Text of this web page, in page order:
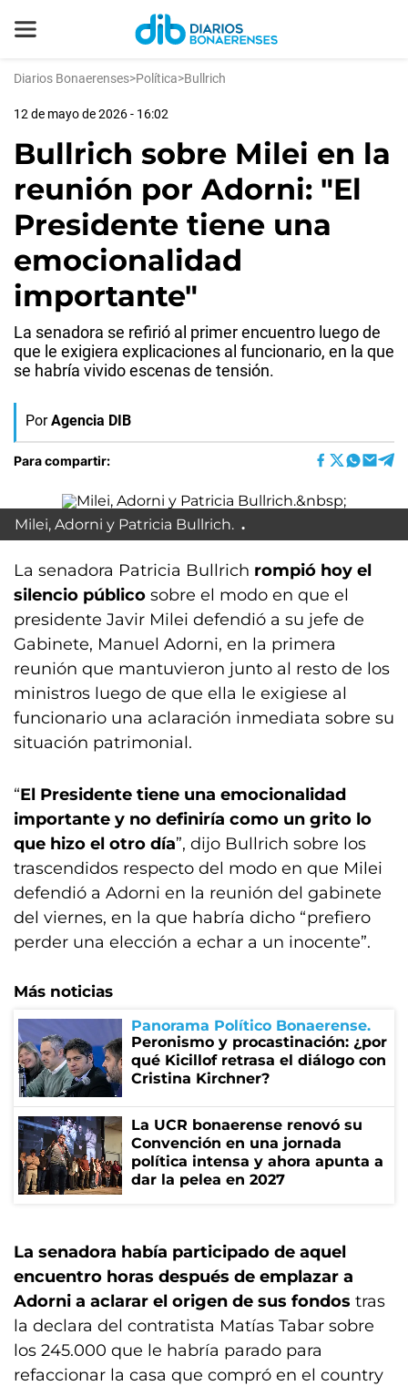
Diarios Bonaerenses>Política>Bullrich
12 de mayo de 2026 - 16:02
Bullrich sobre Milei en la
reunión por Adorni: "El
Presidente tiene una
emocionalidad
importante"
La senadora se refirió al primer encuentro luego de
que le exigiera explicaciones al funcionario, en la que
se habría vivido escenas de tensión.
Por Agencia DIB
Para compartir:
Milei, Adorni y Patricia Bullrich.
La senadora Patricia Bullrich rompió hoy el
silencio público sobre el modo en que el
presidente Javir Milei defendió a su jefe de
Gabinete, Manuel Adorni, en la primera
reunión que mantuvieron junto al resto de los
ministros luego de que ella le exigiese al
funcionario una aclaración inmediata sobre su
situación patrimonial.
“El Presidente tiene una emocionalidad
importante y no definiría como un grito lo
que hizo el otro día”, dijo Bullrich sobre los
trascendidos respecto del modo en que Milei
defendió a Adorni en la reunión del gabinete
del viernes, en la que habría dicho “prefiero
perder una elección a echar a un inocente”.
Más noticias
Panorama Político Bonaerense
Peronismo y procastinación: ¿por
qué Kicillof retrasa el diálogo con
Cristina Kirchner?
La UCR bonaerense renovó su
Convención en una jornada
política intensa y ahora apunta a
dar la pelea en 2027
La senadora había participado de aquel
encuentro horas después de emplazar a
Adorni a aclarar el origen de sus fondos tras
la declara del contratista Matías Tabar sobre
los 245.000 que le habría parado para
refaccionar la casa que compró en el country